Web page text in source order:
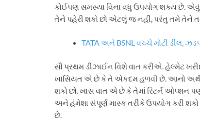
કોઈપણ સમસ્યા વિના વધુ ઉપયોગ શક્ય છે. એવું
તેને પહેરી શકો છો એટલું જ નહીં, પરંતુ તમે તેને
TATA અને BSNL વચ્ચે મોટી ડીલ,
સૌ પ્રથમ ડીઝાઈન વિશે વાત કરીએ. હેલ્મેટ
ખાસિયત એ છે કે તે એકદમ હળવી છે. આનો
શકો છો. ખાસ વાત એ છે કે તેમાં રિટર્ન
અને હંમેશા સંપૂર્ણ માસ્ક તરીકે ઉપયોગ કરી
છે.